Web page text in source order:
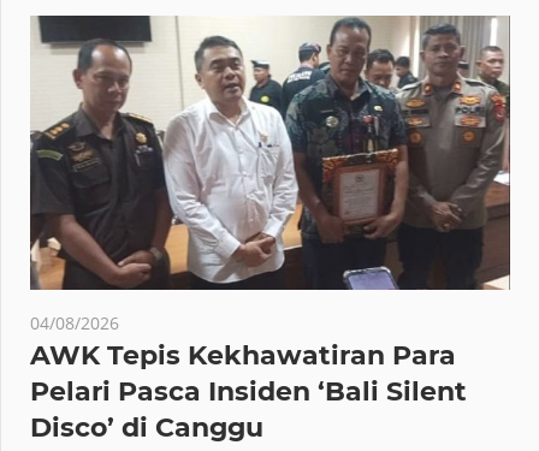
04/08/2026
AWK Tepis Kekhawatiran Para
Pelari Pasca Insiden ‘Bali Silent
Disco’ di Canggu